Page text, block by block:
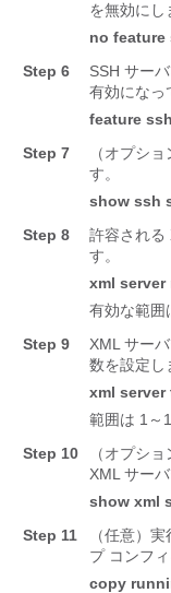
を無効にし
no feature
Step 6
SSH サー
有効になっ
feature ssh
Step 7
（オプシ
す。
show ssh
Step 8
許容される
す。
xml server
有効な範囲
Step 9
XML サー
数を設定し
xml server
範囲は 1～
Step 10
（オプシ
XML サー
show xml
Step 11
（任意）
プ コンフ
copy